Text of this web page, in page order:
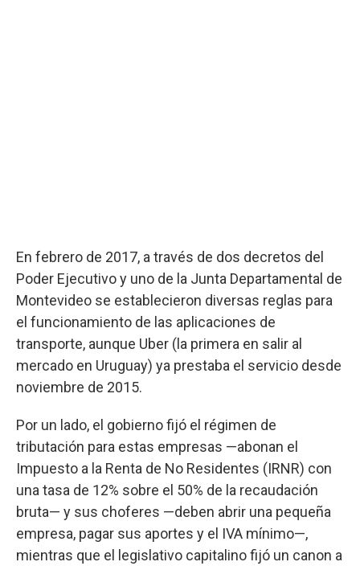
En febrero de 2017, a través de dos decretos del
Poder Ejecutivo y uno de la Junta Departamental de
Montevideo se establecieron diversas reglas para
el funcionamiento de las aplicaciones de
transporte, aunque Uber (la primera en salir al
mercado en Uruguay) ya prestaba el servicio desde
noviembre de 2015.
Por un lado, el gobierno fijó el régimen de
tributación para estas empresas —abonan el
Impuesto a la Renta de No Residentes (IRNR) con
una tasa de 12% sobre el 50% de la recaudación
bruta— y sus choferes —deben abrir una pequeña
empresa, pagar sus aportes y el IVA mínimo—,
mientras que el legislativo capitalino fijó un canon a